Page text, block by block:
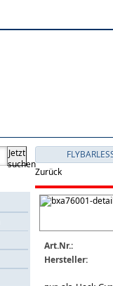
Jetzt
suchen
Zurück
Art.Nr.:
Hersteller: